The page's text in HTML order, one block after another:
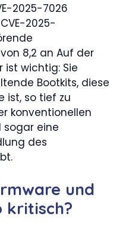
2025-7026
2025-
8,2 an Auf der
ist wichtig: Sie
Bootkits, diese
ist, so tief zu
konventionellen
sogar eine
des
und
kritisch?